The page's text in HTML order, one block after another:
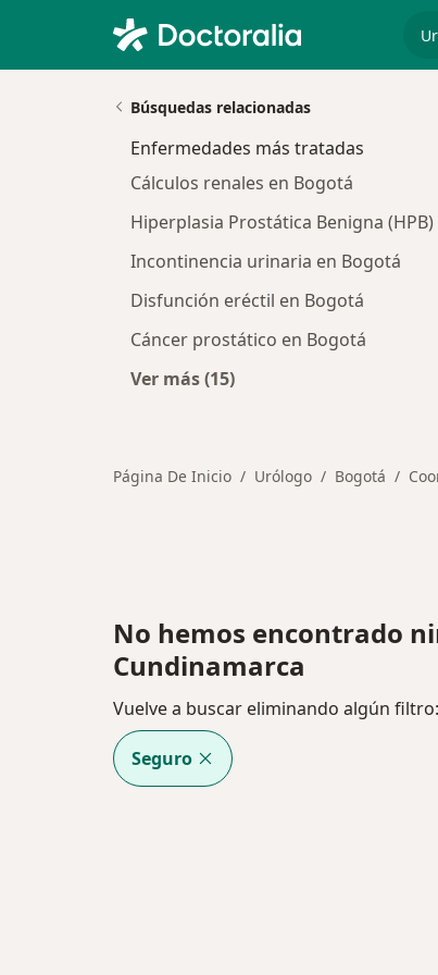
Búsquedas relacionadas
Enfermedades más tratadas
Cálculos renales en Bogotá
Hiperplasia Prostática Benigna
Incontinencia urinaria en Bogotá
Disfunción eréctil en Bogotá
Cáncer prostático en Bogotá
Ver más (15)
Página De Inicio Urólogo Bogotá
No hemos encontrado
Cundinamarca
Vuelve a buscar eliminando algún filtro:
Seguro